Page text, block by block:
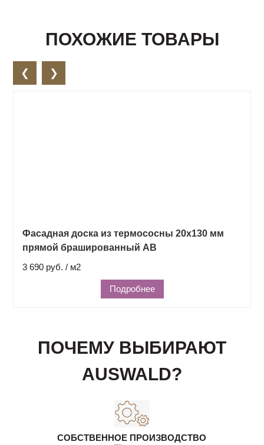
ПОХОЖИЕ ТОВАРЫ
❮ ❯
Фасадная доска из термососны 20х130 мм
прямой брашированный АВ
3 690 руб. / м2
Подробнее
ПОЧЕМУ ВЫБИРАЮТ
AUSWALD?
СОБСТВЕННОЕ ПРОИЗВОДСТВО